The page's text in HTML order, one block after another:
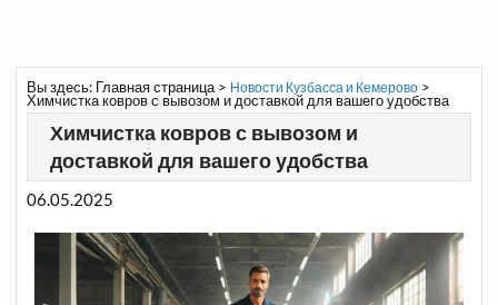
Вы здесь: Главная страница> Новости Кузбасса и Кемерово>
Химчистка ковров с вывозом и доставкой для вашего удобства
Химчистка ковров с вывозом и
доставкой для вашего удобства
06.05.2025